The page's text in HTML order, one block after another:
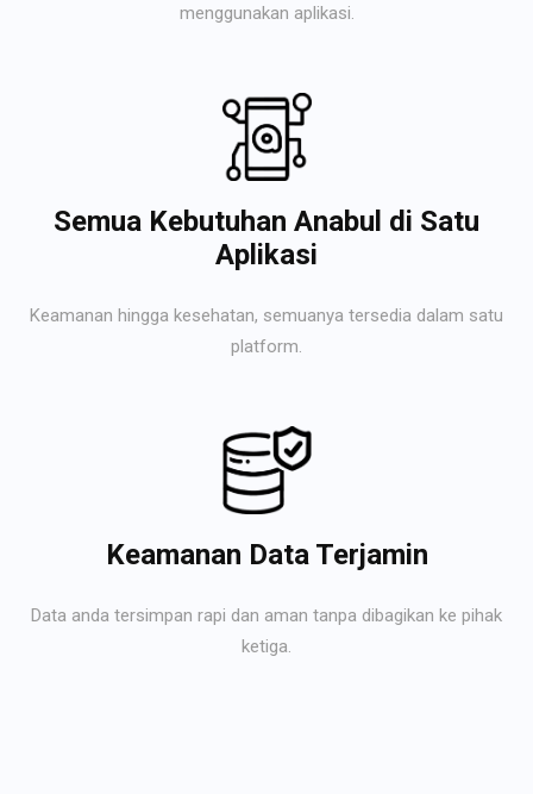
menggunakan aplikasi.
Semua Kebutuhan Anabul di Satu
Aplikasi
Keamanan hingga kesehatan, semuanya tersedia dalam satu
platform.
Keamanan Data Terjamin
Data anda tersimpan rapi dan aman tanpa dibagikan ke pihak
ketiga.